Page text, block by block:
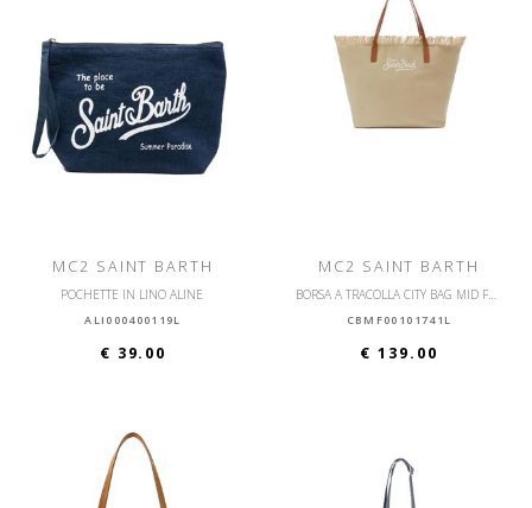
MC2 SAINT BARTH
POCHETTE IN LINO ALINE
ALI000400119L
€ 39.00
MC2 SAINT BARTH
BORSA A TRACOLLA CITY BAG MID FRINGE
CBMF00101741L
€ 139.00